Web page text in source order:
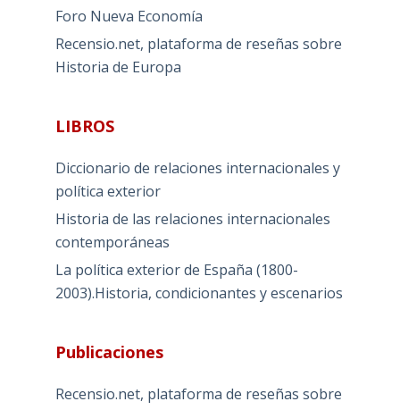
Foro Nueva Economía
Recensio.net, plataforma de reseñas sobre
Historia de Europa
LIBROS
Diccionario de relaciones internacionales y
política exterior
Historia de las relaciones internacionales
contemporáneas
La política exterior de España (1800-
2003).Historia, condicionantes y escenarios
Publicaciones
Recensio.net, plataforma de reseñas sobre